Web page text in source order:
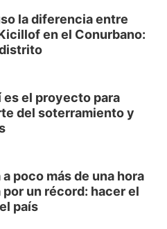
la diferencia entre
en el Conurbano:
es el proyecto para
del soterramiento y
poco más de una hora
un récord: hacer el
país